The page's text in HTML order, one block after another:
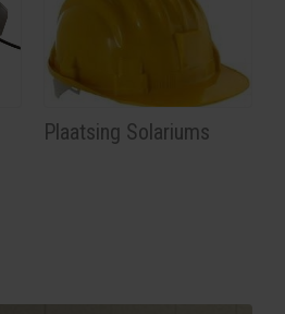
Plaatsing Solariums